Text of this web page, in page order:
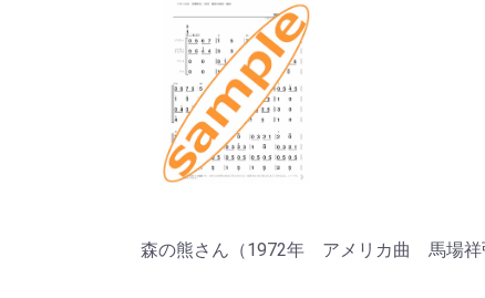
森の熊さん（1972年 アメリカ曲 馬場祥